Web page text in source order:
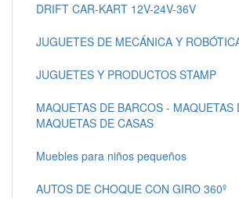
DRIFT CAR-KART 12V-24V-36V
JUGUETES DE MECÁNICA Y
JUGUETES Y PRODUCTOS STAMP
MAQUETAS DE BARCOS - MAQUETAS
MAQUETAS DE CASAS
Muebles para niños pequeños
AUTOS DE CHOQUE CON GIRO 360º